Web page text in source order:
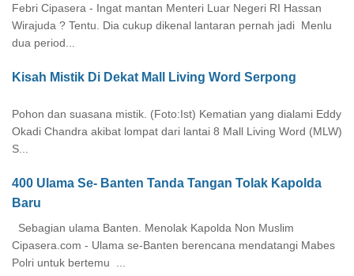
Febri Cipasera - Ingat mantan Menteri Luar Negeri RI Hassan
Wirajuda ? Tentu. Dia cukup dikenal lantaran pernah jadi Menlu
dua period...
Kisah Mistik Di Dekat Mall Living Word Serpong
Pohon dan suasana mistik. (Foto:Ist) Kematian yang dialami Eddy
Okadi Chandra akibat lompat dari lantai 8 Mall Living Word (MLW)
S...
400 Ulama Se- Banten Tanda Tangan Tolak Kapolda
Baru
Sebagian ulama Banten. Menolak Kapolda Non Muslim
Cipasera.com - Ulama se-Banten berencana mendatangi Mabes
Polri untuk bertemu ...